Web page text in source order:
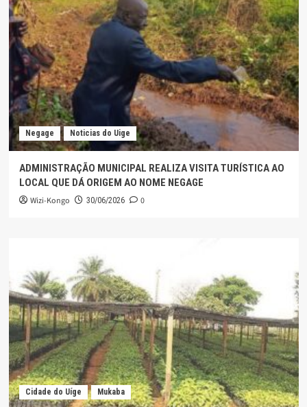
Negage Noticias do Uige
ADMINISTRAÇÃO MUNICIPAL REALIZA VISITA TURÍSTICA AO
LOCAL QUE DÁ ORIGEM AO NOME NEGAGE
Wizi-Kongo 30/06/2026 0
Cidade do Uíge Mukaba